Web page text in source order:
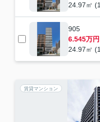
24.97㎡
905
6.545万円
24.97㎡
賃貸マンション